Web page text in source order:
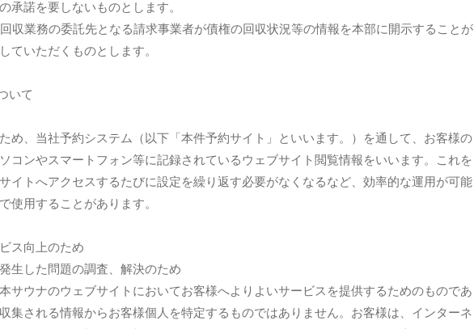
承諾を要しないものとします。
収業務の委託先となる請求事業者が債権の回収状況等の情報を本部に開示することが
ていただくものとします。
いて
め、当社予約システム（以下「本件予約サイト」といいます。）を通して、お客様の
コンやスマートフォン等に記録されているウェブサイト閲覧情報をいいます。これを
イトへアクセスするたびに設定を繰り返す必要がなくなるなど、効率的な運用が可能
使用することがあります。
ス向上のため
生した問題の調査、解決のため
サウナのウェブサイトにおいてお客様へよりよいサービスを提供するためのものであ
集される情報からお客様個人を特定するものではありません。お客様は、インターネ